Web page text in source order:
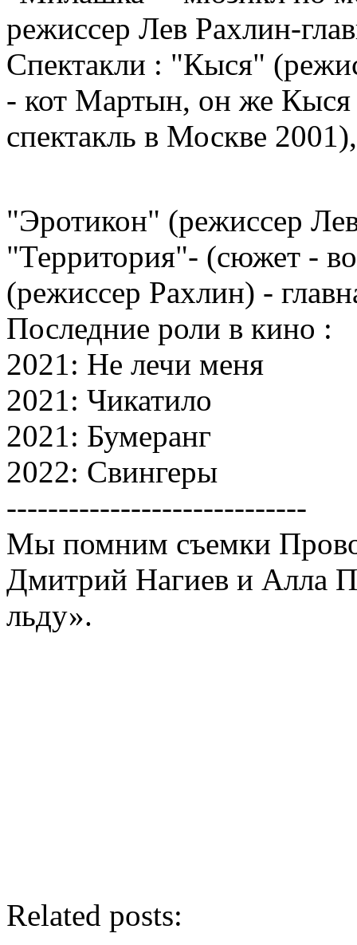
режиссер Лев Рахлин-
Спектакли : "Кыся"
- кот Мартын, он же Кыся
спектакль в Москве 2001),
"Эротикон" (режиссер
"Территория"- (сюжет -
(режиссер Рахлин) -
Последние роли в кино :
2021: Не лечи меня
2021: Чикатило
2021: Бумеранг
2022: Свингеры
-----------------------------
Мы помним съемки
Дмитрий Нагиев и Алла
льду».
Related posts: